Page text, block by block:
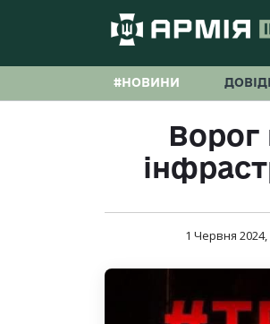
#НОВИНИ
Ворог
1 Червня 2024,